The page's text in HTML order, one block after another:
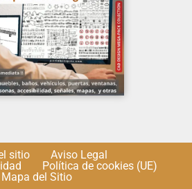
sitio
Aviso Legal
Política de cookies (UE)
Mapa del Sitio